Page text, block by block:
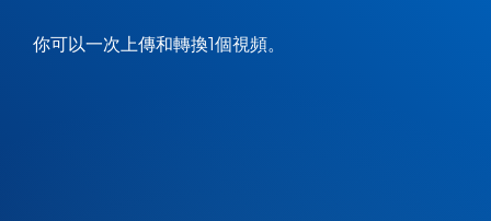
你可以一次上傳和轉換1個視頻。